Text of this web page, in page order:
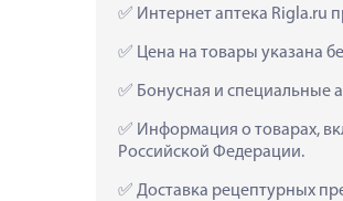
Интернет аптека Rigla.ru
Цена на товары указана
Бонусная и специальные
Информация о товарах,
Российской Федерации.
Доставка рецептурных